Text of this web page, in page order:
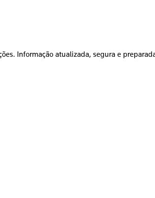
Informação atualizada, segura e